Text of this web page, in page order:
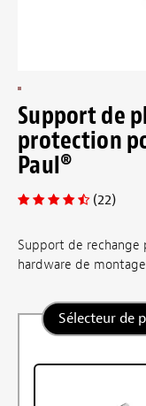
Support de
protection
Paul®
(22)
Support de rechange
hardware de
Sélecteur de